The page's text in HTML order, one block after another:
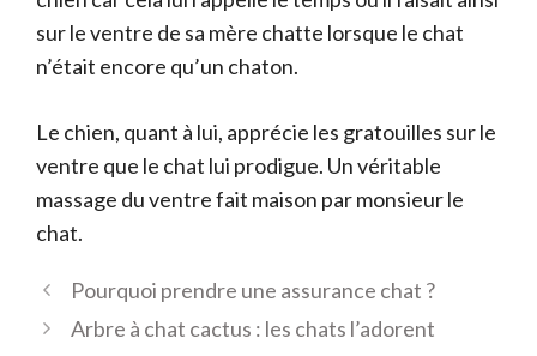
sur le ventre de sa mère chatte lorsque le chat
n’était encore qu’un chaton.
Le chien, quant à lui, apprécie les gratouilles sur le
ventre que le chat lui prodigue. Un véritable
massage du ventre fait maison par monsieur le
chat.
Pourquoi prendre une assurance chat ?
Arbre à chat cactus : les chats l’adorent